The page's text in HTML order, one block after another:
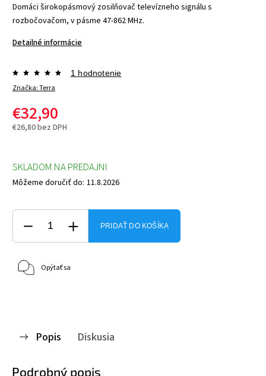
Domáci širokopásmový zosilňovač televízneho signálu s
rozbočovačom, v pásme 47-862 MHz.
Detailné informácie
Značka:Terra
1 hodnotenie
€32,90
€26,80 bez DPH
SKLADOM NA PREDAJNI
Môžeme doručiť do: 11.8.2026
PRIDAŤ DO KOŠÍKA
Opýtať sa
Popis Diskusia
Podrobný popis